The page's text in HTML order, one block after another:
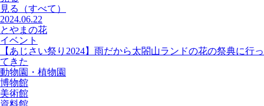
見る
（すべて）
2024.06.22
とやまの花
イベント
【あじさい祭り2024】雨だから太閤山ランドの花の祭典に行っ
てきた
動物園・植物園
博物館
美術館
資料館